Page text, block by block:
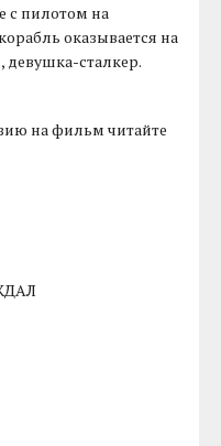
с пилотом на
оказывается на
девушка-сталкер.
на фильм читайте